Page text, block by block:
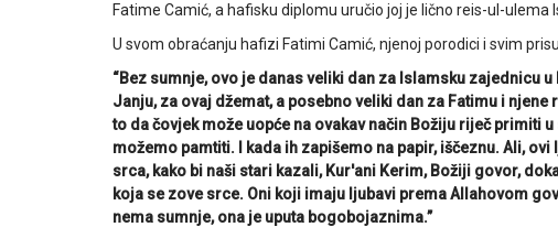
Fatime Camić, a hafisku diplomu uručio joj je lično reis-ul-
U svom obraćanju hafizi Fatimi Camić, njenoj porodici i svim
“Bez sumnje, ovo je danas veliki dan za Islamsku zajednicu
Janju, za ovaj džemat, a posebno veliki dan za Fatimu i
to da čovjek može uopće na ovakav način Božiju riječ primiti
možemo pamtiti. I kada ih zapišemo na papir, iščeznu. Ali,
srca, kako bi naši stari kazali, Kur'ani Kerim, Božiji govor,
koja se zove srce. Oni koji imaju ljubavi prema Allahovom
nema sumnje, ona je uputa bogobojaznima.”